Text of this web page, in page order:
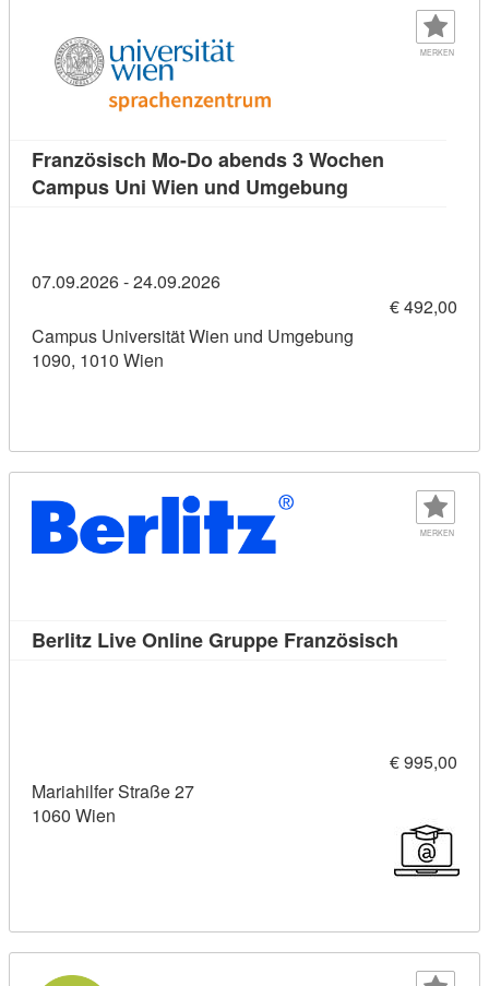
MERKEN
Französisch Mo-Do abends 3 Wochen
Campus Uni Wien und Umgebung
07.09.2026 - 24.09.2026
€ 492,00
Campus Universität Wien und Umgebung
1090, 1010 Wien
MERKEN
Berlitz Live Online Gruppe Französisch
€ 995,00
Mariahilfer Straße 27
1060 Wien